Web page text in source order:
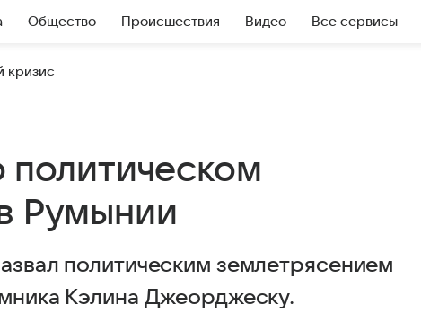
Общество Происшествия Видео Все сервисы
кризис
политическом
Румынии
политическим землетрясением
Кэлина Джеорджеску.